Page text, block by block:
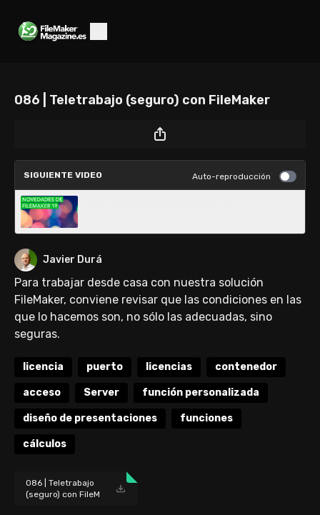
086 | Teletrabajo (seguro) con FileMaker
SIGUIENTE VIDEO Auto-reproducción
Javier Durá
Para trabajar desde casa con nuestra solución
FileMaker, conviene revisar que las condiciones en las
que lo hacemos son, no sólo las adecuadas, sino
seguras.
licencia puerto licencias contenedor
acceso Server función personalizada
diseño de presentaciones funciones
cálculos
086 | Teletrabajo
(seguro) con FileM